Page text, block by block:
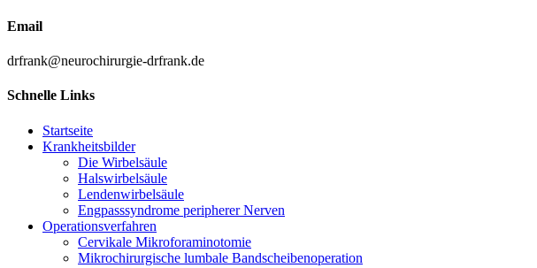
Email
drfrank@neurochirurgie-drfrank.de
Schnelle Links
Startseite
Krankheitsbilder
Die Wirbelsäule
Halswirbelsäule
Lendenwirbelsäule
Engpasssyndrome peripherer Nerven
Operationsverfahren
Cervikale Mikroforaminotomie
Mikrochirurgische lumbale Bandscheibenoperation